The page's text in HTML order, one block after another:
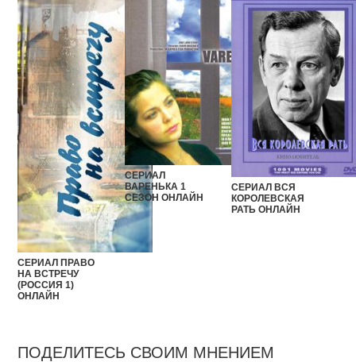
СЕРИАЛ ПРАВО
НА ВСТРЕЧУ
(РОССИЯ 1)
ОНЛАЙН
СЕРИАЛ
ВАРЕНЬКА 1
СЕЗОН ОНЛАЙН
СЕРИАЛ ВСЯ
КОРОЛЕВСКАЯ
РАТЬ ОНЛАЙН
ПОДЕЛИТЕСЬ СВОИМ МНЕНИЕМ